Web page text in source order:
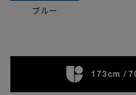
ブルー
173cm /